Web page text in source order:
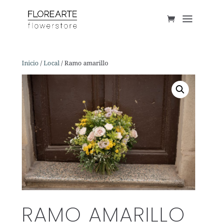
Inicio /Local/ Ramo amarillo
RAMO AMARILLO